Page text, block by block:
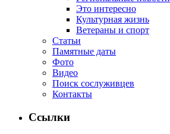
Это интересно
Культурная жизнь
Ветераны и спорт
Статьи
Памятные даты
Фото
Видео
Поиск сослуживцев
Контакты
Ссылки